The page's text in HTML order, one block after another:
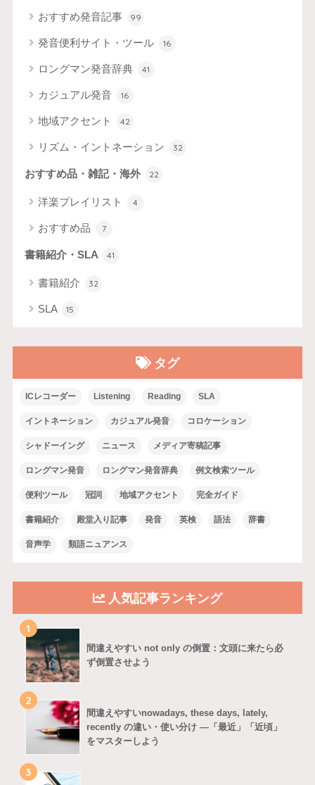
おすすめ発音記事 99
発音便利サイト・ツール 16
ロングマン発音辞典 41
カジュアル発音 16
地域アクセント 42
リズム・イントネーション 32
おすすめ品・雑記・海外 22
洋楽プレイリスト 4
おすすめ品 7
書籍紹介・SLA 41
書籍紹介 32
SLA 15
タグ
ICレコーダー Listening Reading SLA
イントネーション カジュアル発音 コロケーション
シャドーイング ニュース メディア寄稿記事
ロングマン発音 ロングマン発音辞典 例文検索ツール
便利ツール 冠詞 地域アクセント 完全ガイド
書籍紹介 殿堂入り記事 発音 英検 語法 辞書
音声学 類語ニュアンス
人気記事ランキング
1
間違えやすい not only の倒置：文頭に来たら必
ず倒置させよう
2
間違えやすいnowadays, these days, lately,
recently の違い・使い分け ―「最近」「近頃」
をマスターしよう
3